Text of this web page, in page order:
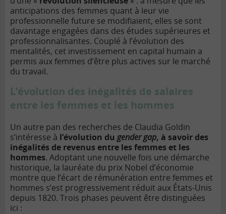
anticipations des femmes quant à leur vie
professionnelle future se modifiaient, elles se sont
davantage engagées dans des études supérieures et
professionnalisantes. Couplé à l’évolution des
mentalités, cet investissement en capital humain a
permis aux femmes d’être plus actives sur le marché
du travail.
L’évolution des inégalités de salaires
entre les femmes et les hommes
Un autre pan des recherches de Claudia Goldin
s’intéresse à l’évolution du gender gap, à savoir des
inégalités de revenus entre les femmes et les
hommes. Adoptant une nouvelle fois une démarche
historique, la lauréate du prix Nobel d’économie
montre que l’écart de rémunération entre femmes et
hommes s’est progressivement réduit aux États-Unis
depuis 1820. Trois phases peuvent être distinguées
ici :